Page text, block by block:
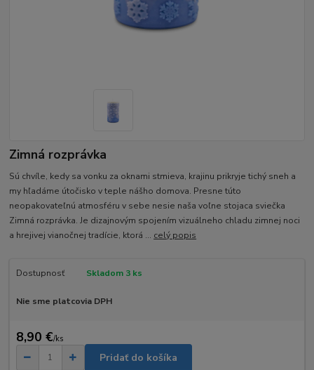
Zimná rozprávka
Sú chvíle, kedy sa vonku za oknami stmieva, krajinu prikryje tichý sneh a
my hľadáme útočisko v teple nášho domova. Presne túto
neopakovateľnú atmosféru v sebe nesie naša voľne stojaca sviečka
Zimná rozprávka. Je dizajnovým spojením vizuálneho chladu zimnej noci
a hrejivej vianočnej tradície, ktorá ... celý popis
Dostupnosť Skladom 3 ks
Nie sme platcovia DPH
8,90 €/ks
Pridať do košíka